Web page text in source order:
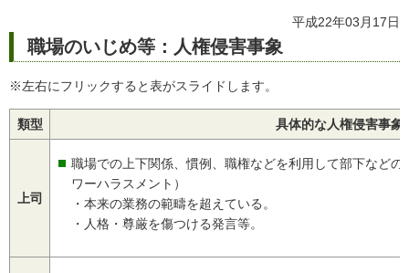
平成22年03月17日
職場のいじめ等：人権侵害事象
※左右にフリックすると表がスライドします。
類型 具体的な人権侵害事象
上司
職場での上下関係、慣例、職権などを利用して部下など
ワーハラスメント）
・本来の業務の範疇を超えている。
・人格・尊厳を傷つける発言等。